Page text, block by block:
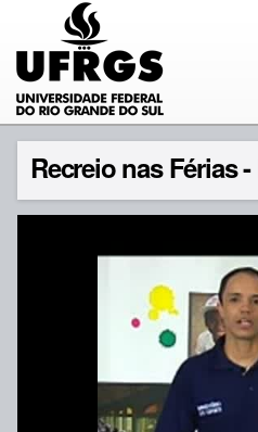
Recreio nas Férias